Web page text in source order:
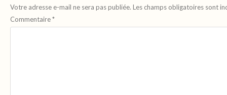
Votre adresse e-mail ne sera pas publiée. Les champs obligatoires sont
Commentaire*